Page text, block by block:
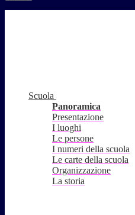
Scuola
Panoramica
Presentazione
I luoghi
Le persone
I numeri della scuola
Le carte della scuola
Organizzazione
La storia